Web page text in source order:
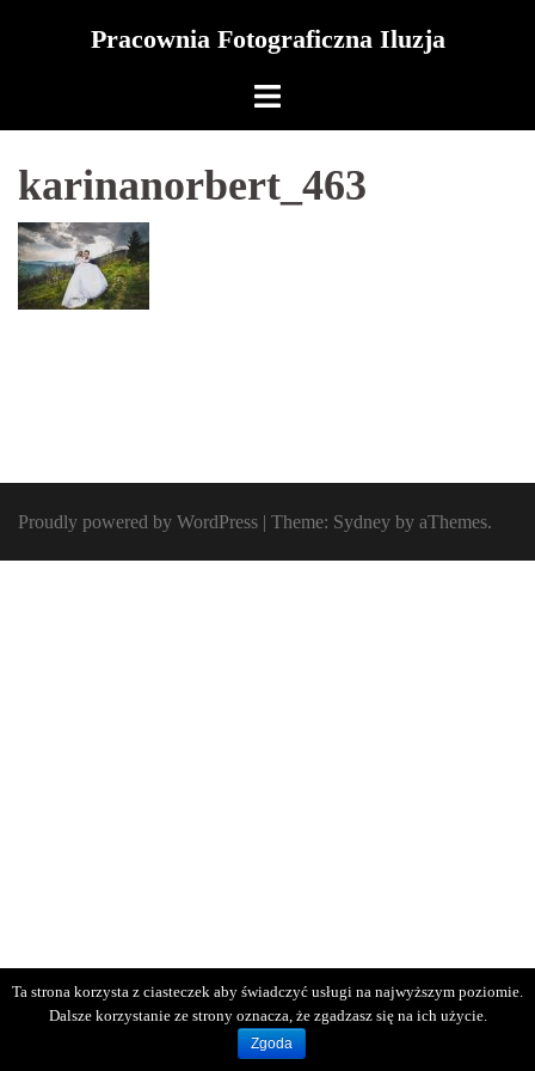
Pracownia Fotograficzna Iluzja
karinanorbert_463
Proudly powered by WordPress | Theme: Sydney by aThemes.
Ta strona korzysta z ciasteczek aby świadczyć usługi na najwyższym poziomie.
Dalsze korzystanie ze strony oznacza, że zgadzasz się na ich użycie.
Zgoda